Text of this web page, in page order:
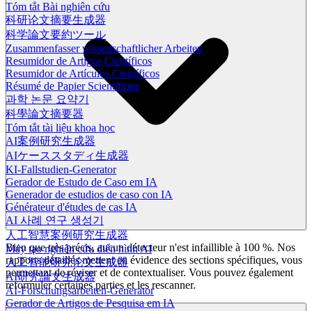
Tóm tắt Bài nghiên cứu
科研论文摘要生成器
科学論文要約ツール
Zusammenfasser wissenschaftlicher Arbeiten
Resumidor de Artigos Científicos
Resumidor de Artículos Científicos
Résumé de Papier Scientifique
과학 논문 요약기
科學論文摘要器
Tóm tắt tài liệu khoa học
AI案例研究生成器
AIケーススタディ生成器
KI-Fallstudien-Generator
Gerador de Estudo de Caso em IA
Generador de estudios de caso con IA
Générateur d'études de cas IA
AI 사례 연구 생성기
人工智慧案例研究生成器
Máy tạo nghiên cứu điển hình AI
人工智能研究论文生成器
AI研究論文生成器
AI-Forschungsarbeiten-Generator
Gerador de Artigos de Pesquisa em IA
Bien que très précis, aucun détecteur n'est infaillible à 100 %. Nos
rapports détaillés mettent en évidence des sections spécifiques, vous
permettant de réviser et de contextualiser. Vous pouvez également
reformuler certaines parties et les rescanner.